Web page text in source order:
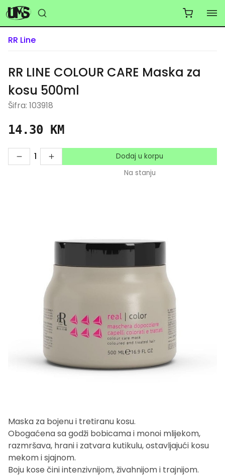
RR Line
RR LINE COLOUR CARE Maska za
kosu 500ml
Šifra: 103918
14.30 KM
1
Dodaj u korpu
Na stanju
Maska za bojenu i tretiranu kosu.
Obogaćena sa godži bobicama i monoi mlijekom,
razmršava, hrani i zatvara kutikulu, ostavljajući kosu
mekom i sjajnom.
Boju kose čini intenzivnijom, živahnijom i trajnijom.